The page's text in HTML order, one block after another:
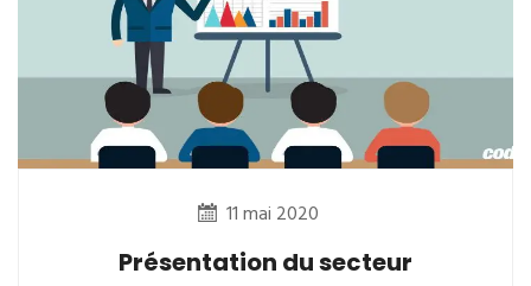
11 mai 2020
Présentation du secteur